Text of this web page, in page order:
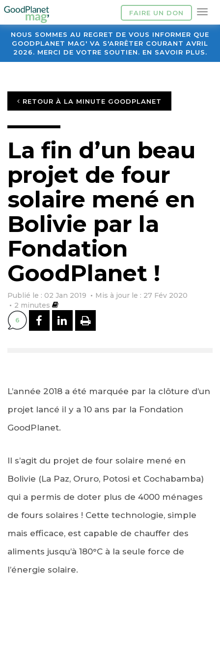
FAIRE UN DON
NOUS SOMMES AU REGRET DE VOUS INFORMER QUE
GOODPLANET MAG' VA S'ARRÊTER COURANT AVRIL
2026. MERCI DE VOTRE SOUTIEN. EN SAVOIR PLUS.
RETOUR À LA MINUTE GOODPLANET
La fin d’un beau
projet de four
solaire mené en
Bolivie par la
Fondation
GoodPlanet !
Publié le : 02 Jan 2019
Mis à jour le : 27 Fév 2020
2 minutes
6 PARTAGER SUR FACEBOOK
PARTAGER SUR
IMPRIMER
L’année 2018 a été marquée par la clôture d’un
projet lancé il y a 10 ans par la Fondation
GoodPlanet.
Il s’agit du projet de four solaire mené en
Bolivie (La Paz, Oruro, Potosi et Cochabamba)
qui a permis de doter plus de 4000 ménages
de fours solaires ! Cette technologie, simple
mais efficace, est capable de chauffer des
aliments jusqu’à 180°C à la seule force de
l’énergie solaire.